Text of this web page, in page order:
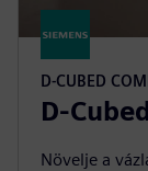
D-CUBED
D-
Növelje a